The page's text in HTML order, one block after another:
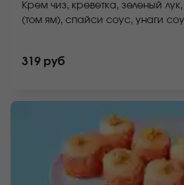
Крем чиз, креветка, зеленый
(том ям), спайси соус, унаги
Они не входят в стоимость
блюда может отличаться от
319 руб